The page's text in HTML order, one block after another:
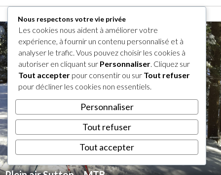
Nous respectons votre vie privée
Les cookies nous aident à améliorer votre
expérience, à fournir un contenu personnalisé et à
analyser le trafic. Vous pouvez choisir les cookies à
autoriser en cliquant sur Personnaliser. Cliquez sur
Tout accepter pour consentir ou sur Tout refuser
pour décliner les cookies non essentiels.
Personnaliser
Tout refuser
Tout accepter